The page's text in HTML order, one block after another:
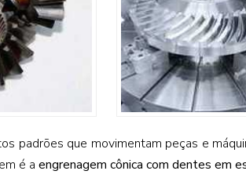
padrões que movimentam peças e
é a engrenagem cônica com dentes em